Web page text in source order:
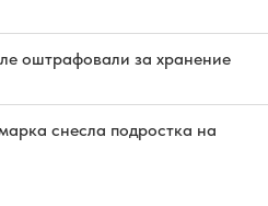
оштрафовали за хранение
снесла подростка на